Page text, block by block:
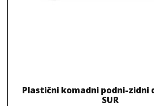
Plastični komadni podni-zidni
SUR